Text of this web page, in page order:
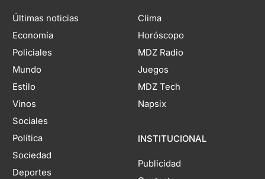
Últimas noticias
Economía
Policiales
Mundo
Estilo
Vinos
Sociales
Política
Sociedad
Deportes
Clima
Horóscopo
MDZ Radio
Juegos
MDZ Tech
Napsix
INSTITUCIONAL
Publicidad